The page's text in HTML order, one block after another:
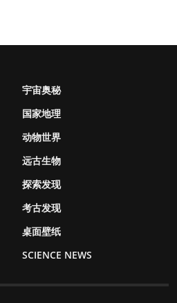
宇宙奥秘
国家地理
动物世界
远古生物
探索发现
考古发现
桌面壁纸
SCIENCE NEWS